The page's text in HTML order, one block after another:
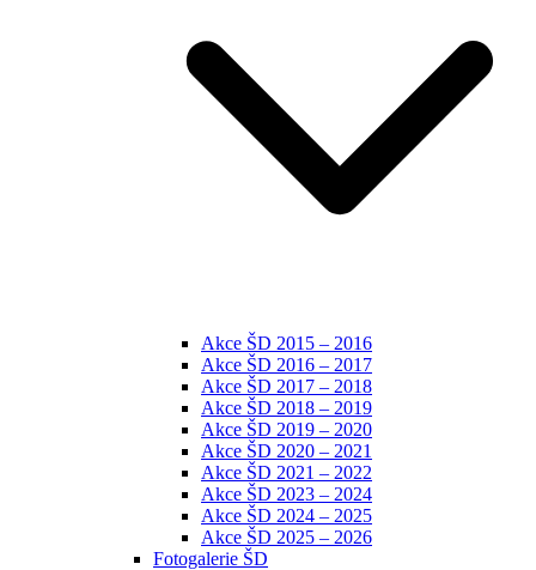
Akce ŠD 2015 – 2016
Akce ŠD 2016 – 2017
Akce ŠD 2017 – 2018
Akce ŠD 2018 – 2019
Akce ŠD 2019 – 2020
Akce ŠD 2020 – 2021
Akce ŠD 2021 – 2022
Akce ŠD 2023 – 2024
Akce ŠD 2024 – 2025
Akce ŠD 2025 – 2026
Fotogalerie ŠD